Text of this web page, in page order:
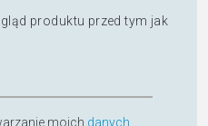
produktu przed tym jak
moich danych